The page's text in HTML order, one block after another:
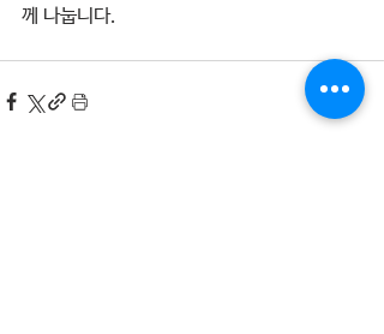
께 나눕니다.